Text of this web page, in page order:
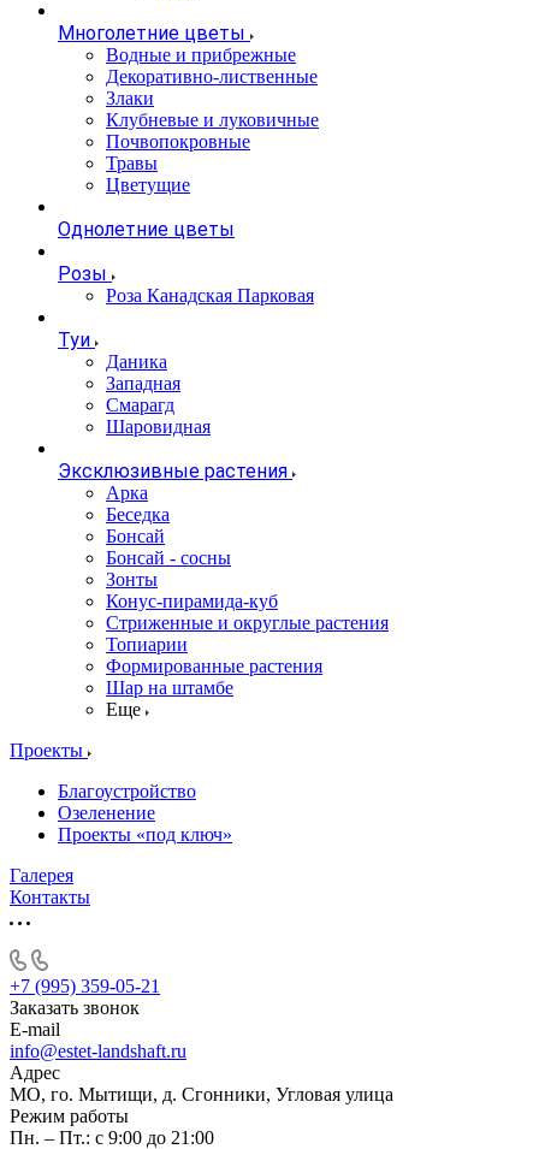
Многолетние цветы
Водные и прибрежные
Декоративно-лиственные
Злаки
Клубневые и луковичные
Почвопокровные
Травы
Цветущие
Однолетние цветы
Розы
Роза Канадская Парковая
Туи
Даника
Западная
Смарагд
Шаровидная
Эксклюзивные растения
Арка
Беседка
Бонсай
Бонсай - сосны
Зонты
Конус-пирамида-куб
Стриженные и округлые растения
Топиарии
Формированные растения
Шар на штамбе
Еще
Проекты
Благоустройство
Озеленение
Проекты «под ключ»
Галерея
Контакты
+7 (995) 359-05-21
Заказать звонок
E-mail
info@estet-landshaft.ru
Адрес
МО, го. Мытищи, д. Сгонники, Угловая улица
Режим работы
Пн. – Пт.: с 9:00 до 21:00